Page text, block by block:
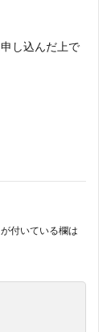
し込んだ上で
が付いている欄は